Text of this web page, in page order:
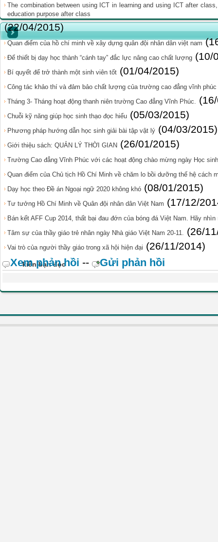
The combination between using ICT in learning and using ICT after
education purpose after class
(22/04/2015)
Quan điểm của hồ chí minh về xây dựng quân đội nhân dân việt nam
Để thiết bị dạy học thành “cánh tay” đắc lực nâng cao chất lượng (10/
Bí quyết để trở thành một sinh viên tốt (01/04/2015)
Công tác khảo thí và đảm bảo chất lượng của trường cao đẳng vĩnh phúc
Tháng 3- Tháng hoạt động thanh niên trường Cao đẳng Vĩnh Phúc.
Chuỗi kỹ năng giúp học sinh thạo đọc hiểu (05/03/2015)
Phương pháp hướng dẫn học sinh giải bài tập vật lý (04/03/2015)
Giới thiệu sách: QUẢN LÝ THỜI GIAN (26/01/2015)
Trường Cao đẳng Vĩnh Phúc với các hoạt động chào mừng ngày Học
Quan điểm của Chủ tịch Hồ Chí Minh về chăm lo bồi dưỡng thế hệ cách
Dạy học theo Đề án Ngoại ngữ 2020 không khó (08/01/2015)
Tư tưởng Hồ Chí Minh về Quân đội nhân dân Việt Nam (17/12/
Bán kết AFF Cup 2014, thất bại đau đớn của bóng đá Việt Nam. Hãy
Tâm sự của thầy giáo trẻ nhân ngày Nhà giáo Việt Nam 20-11. (26/
Vai trò của người thầy giáo trong xã hội hiện đại (26/11/2014)
kiến bạn đọc
Xem phản hồi -- Gửi phản hồi